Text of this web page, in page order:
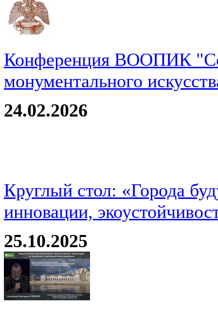
Конференция ВООПИК
монументального
24.02.2026
Круглый стол: «Города
инновации,
25.10.2025